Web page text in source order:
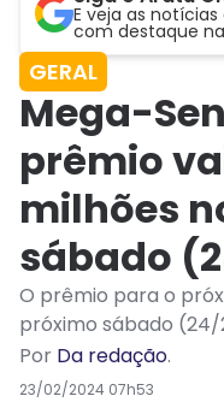
E veja as notícias
com destaque
GERAL
Mega-
prêmio
milhões
sábado
O prêmio para o
próximo sábado (24/
Por Da redação.
23/02/2024 07h53